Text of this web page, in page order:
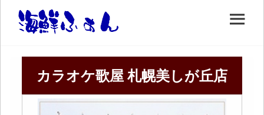
カラオケ歌屋 札幌美しが丘店